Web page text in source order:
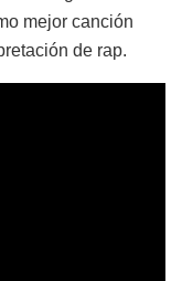
mejor canción
de rap.